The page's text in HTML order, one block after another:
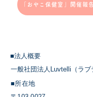
「おやこ保健室」開催
​■法人概要
一般社団法人Luvtelli（ラブ
■所在地